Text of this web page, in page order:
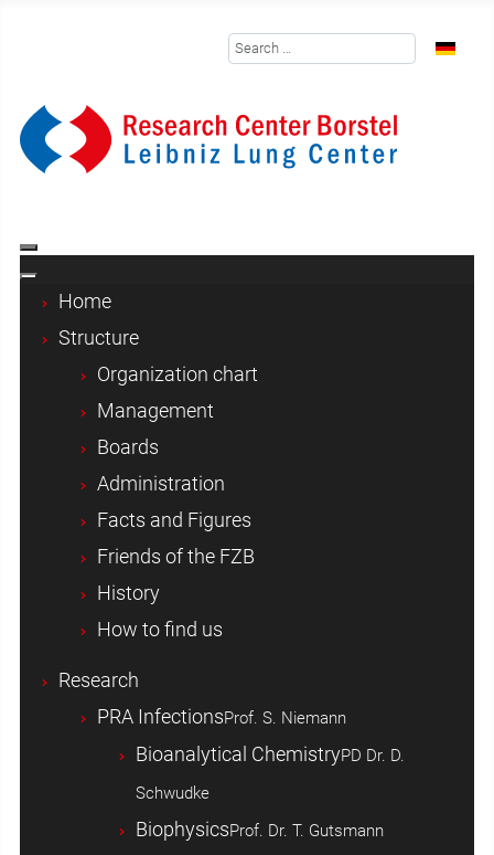
Search Select
Home
Structure
Organization chart
Management
Boards
Administration
Facts and Figures
Friends of the FZB
History
How to find us
Research
PRA InfectionsProf. S. Niemann
Bioanalytical ChemistryPD Dr. D.
Schwudke
BiophysicsProf. Dr. T. Gutsmann